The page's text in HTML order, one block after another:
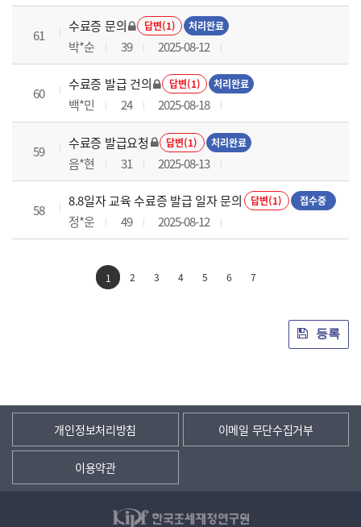
61
수료증 문의 답변(1) 처리완료
박*순 39 2025-08-12
60
수료증 발급 건의 답변(1) 처리완료
백*민 24 2025-08-18
59
수료증 발급요청 답변(1) 처리완료
음*현 31 2025-08-13
58
8.8일자 교육 수료증 발급 일자 문의 답변(1) 접수중
정*운 49 2025-08-12
1 2 3 4 5 6 7
등록
개인정보처리방침 이메일 무단수집거부
이용약관